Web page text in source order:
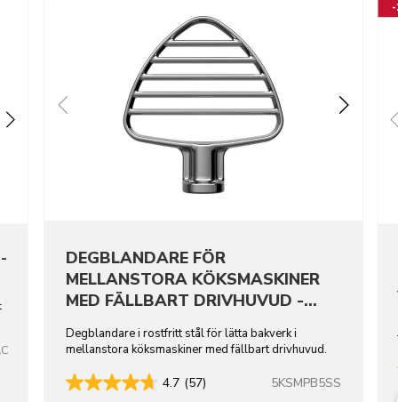
DEGBLANDARE FÖR
MELLANSTORA KÖKSMASKINER
MED FÄLLBART DRIVHUVUD -
ROSTFRITT STÅL
Degblandare i rostfritt stål för lätta bakverk i
mellanstora köksmaskiner med fällbart drivhuvud.
4.7 (57) 5KSMPB5SS
-